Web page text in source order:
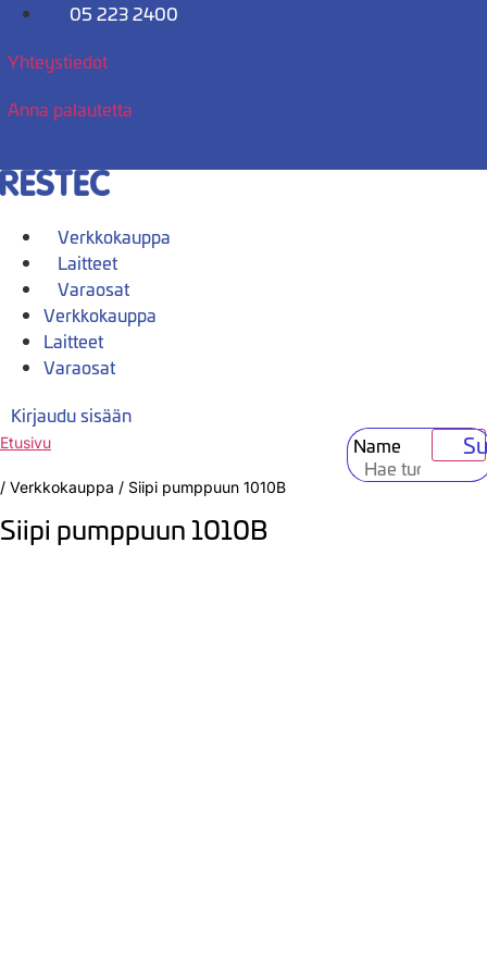
Mene
05 223 2400
Yhteystiedot
Anna palautetta
Verkkokauppa
Laitteet
Varaosat
Verkkokauppa
Laitteet
Varaosat
Kirjaudu sisään
Name
Etusivu
/ Verkkokauppa / Siipi pumppuun 1010B
Siipi pumppuun 1010B